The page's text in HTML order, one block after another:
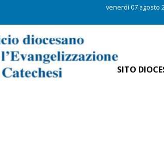
venerdì 07 agosto
SITO